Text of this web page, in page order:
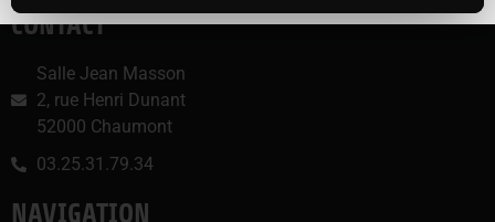
CONTACT
Salle Jean Masson
2, rue Henri Dunant
52000 Chaumont
03.25.31.79.34
NAVIGATION